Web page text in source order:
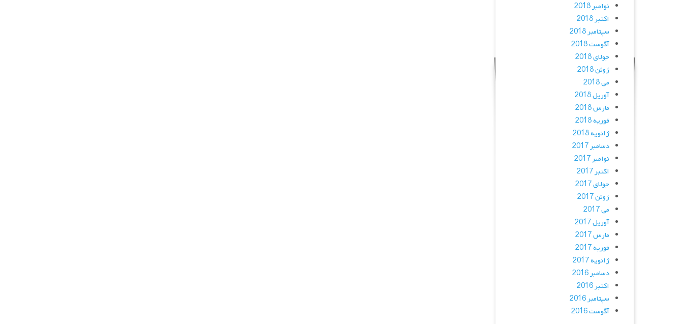
نوامبر 2018
اکتبر 2018
سپتامبر 2018
آگوست 2018
جولای 2018
ژوئن 2018
می 2018
آوریل 2018
مارس 2018
فوریه 2018
ژانویه 2018
دسامبر 2017
نوامبر 2017
اکتبر 2017
جولای 2017
ژوئن 2017
می 2017
آوریل 2017
مارس 2017
فوریه 2017
ژانویه 2017
دسامبر 2016
اکتبر 2016
سپتامبر 2016
آگوست 2016